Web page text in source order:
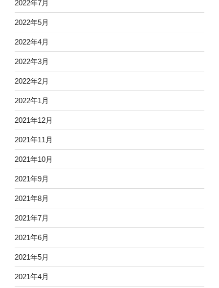
2022年7月
2022年5月
2022年4月
2022年3月
2022年2月
2022年1月
2021年12月
2021年11月
2021年10月
2021年9月
2021年8月
2021年7月
2021年6月
2021年5月
2021年4月